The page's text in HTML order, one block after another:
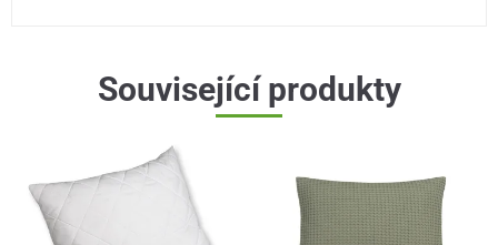
Související produkty